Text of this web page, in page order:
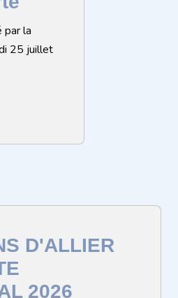
par la
25 juillet
D'ALLIER
2026